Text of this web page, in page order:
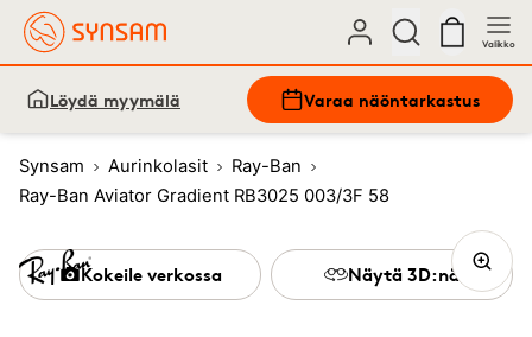
Valikko
Löydä myymälä Varaa näöntarkastus
Synsam Aurinkolasit
Ray-Ban
Ray-Ban Aviator Gradient RB3025 003/3F 58
Kokeile verkossa Näytä 3D:nä